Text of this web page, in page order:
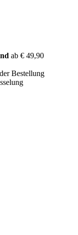
ab € 49,90
Bestellung